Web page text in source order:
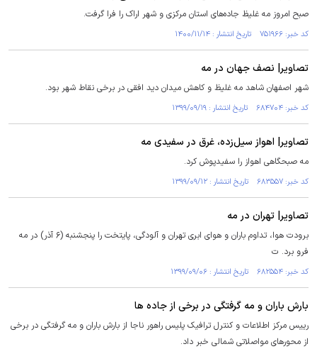
صبح امروز مه غلیظ جاده‌های استان مرکزی و شهر اراک را فرا گرفت.
کد خبر: ۷۵۱۹۶۶ تاریخ انتشار : ۱۴۰۰/۱۱/۱۴
تصاویر| نصف جهان در مه
شهر اصفهان شاهد مه غلیظ و کاهش میدان دید افقی در برخی نقاط شهر بود.
کد خبر: ۶۸۴۷۰۴ تاریخ انتشار : ۱۳۹۹/۰۹/۱۹
تصاویر| اهواز سیل‌زده، غرق در سفیدی مه
مه صبحگاهی اهواز را سفیدپوش کرد.
کد خبر: ۶۸۳۵۵۷ تاریخ انتشار : ۱۳۹۹/۰۹/۱۲
تصاویر| تهران در مه
برودت هوا، تداوم باران و هوای ابری تهران و آلودگی، پایتخت را پنجشنبه (۶ آذر) در مه
فرو برد. ت
کد خبر: ۶۸۲۵۵۴ تاریخ انتشار : ۱۳۹۹/۰۹/۰۶
بارش باران و مه گرفتگی در برخی از جاده ها
رییس مرکز اطلاعات و کنترل ترافیک پلیس راهور ناجا از بارش باران و مه گرفتگی در برخی
از محورهای مواصلاتی شمالی خبر داد.